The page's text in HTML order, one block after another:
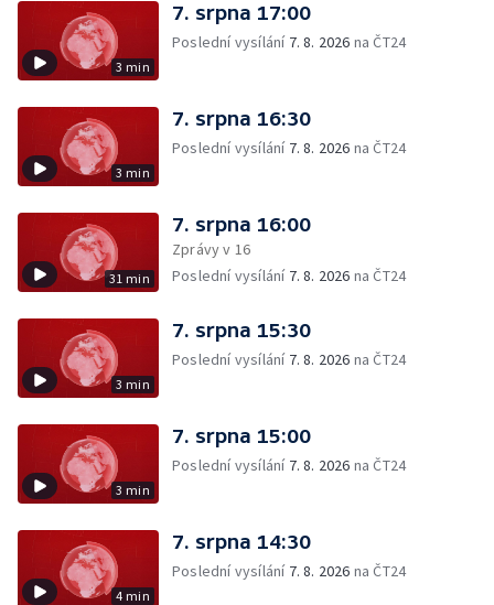
3 min
7. srpna 17:00
Poslední vysílání 7. 8. 2026 na ČT24
3 min
7. srpna 16:30
Poslední vysílání 7. 8. 2026 na ČT24
31 min
7. srpna 16:00
Zprávy v 16
Poslední vysílání 7. 8. 2026 na ČT24
3 min
7. srpna 15:30
Poslední vysílání 7. 8. 2026 na ČT24
3 min
7. srpna 15:00
Poslední vysílání 7. 8. 2026 na ČT24
4 min
7. srpna 14:30
Poslední vysílání 7. 8. 2026 na ČT24